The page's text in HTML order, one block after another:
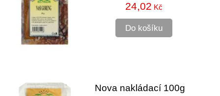
24,02 Kč
Do košíku
Nova nakládací 100g